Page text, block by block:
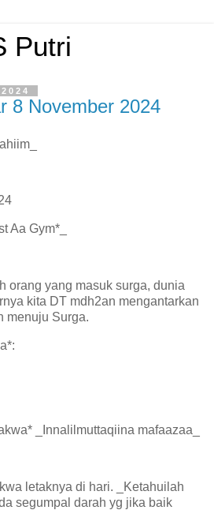
Putri
8 November 2024
Aa Gym*_
orang yang masuk surga, dunia
kita DT mdh2an mengantarkan
menuju Surga.
_Innalilmuttaqiina mafaazaa_
letaknya di hari. _Ketahuilah
segumpal darah yg jika baik